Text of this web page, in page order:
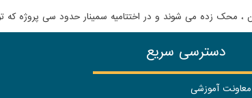
محک زده می شوند و در اختتامیه سمینار حدود سی پروژه که
دسترسی سریع
معاونت آموزشی